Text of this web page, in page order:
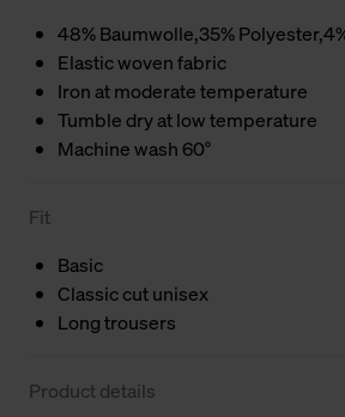
48% Baumwolle,35%
Elastic woven fabric
Iron at moderate temperature
Tumble dry at low temperature
Machine wash 60°
Fit
Basic
Classic cut unisex
Long trousers
Product details